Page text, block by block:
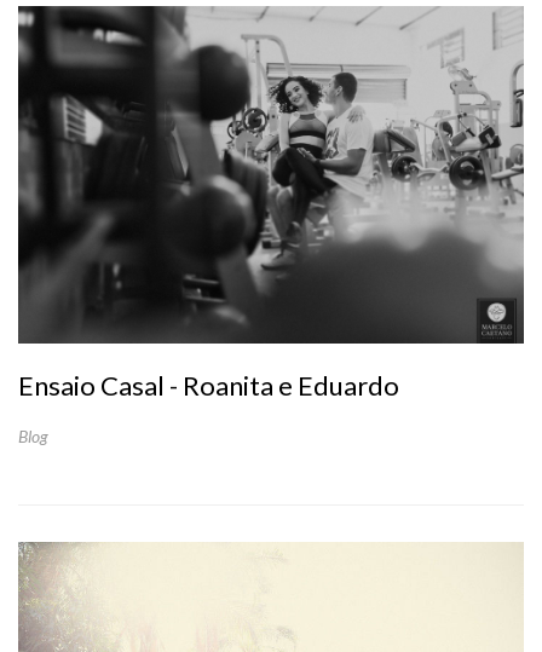
Ensaio Casal - Roanita e Eduardo
Blog